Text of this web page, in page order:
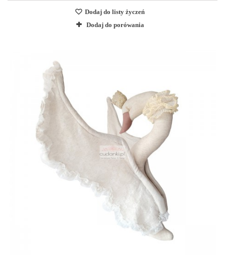
Dodaj do listy życzeń
Dodaj do porówania